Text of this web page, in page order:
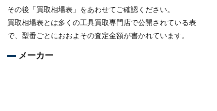
その後「買取相場表」をあわせてご確認ください。
買取相場表とは多くの工具買取専門店で公開されている表
で、型番ごとにおおよその査定金額が書かれています。
メーカー